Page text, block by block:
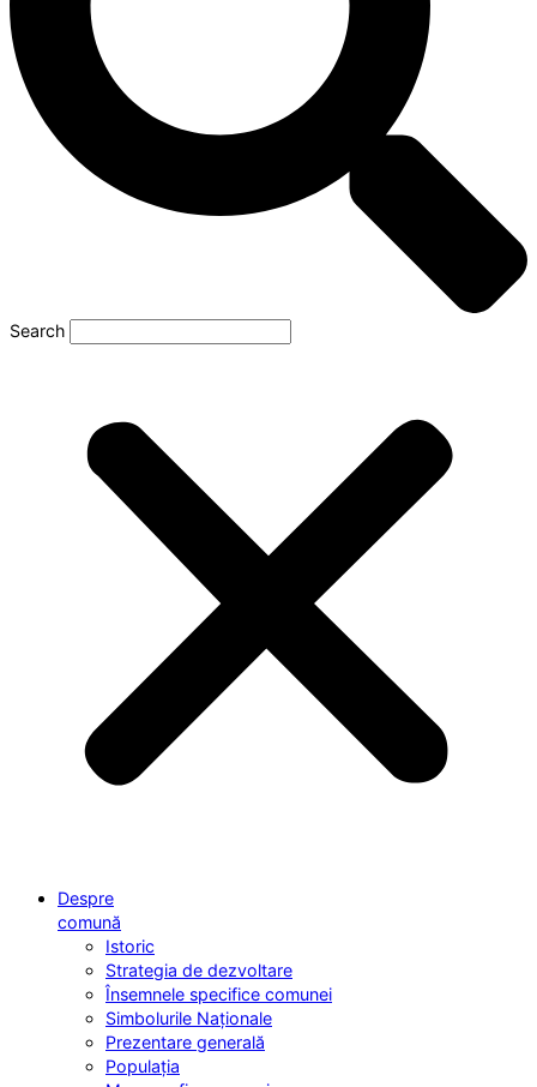
Search
Despre
comună
Istoric
Strategia de dezvoltare
Însemnele specifice comunei
Simbolurile Naționale
Prezentare generală
Populația